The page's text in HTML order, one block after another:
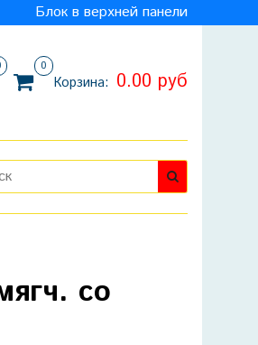
Блок в верхней панели
0
Корзина: 0.00 руб
со